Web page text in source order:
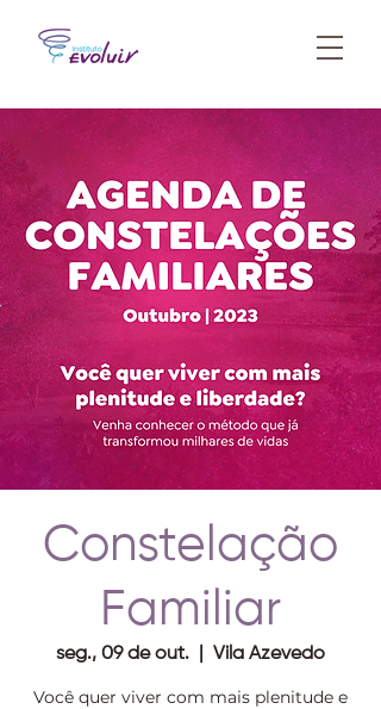
Constelação
Familiar
seg., 09 de out. Vila Azevedo
Você quer viver com mais plenitude e